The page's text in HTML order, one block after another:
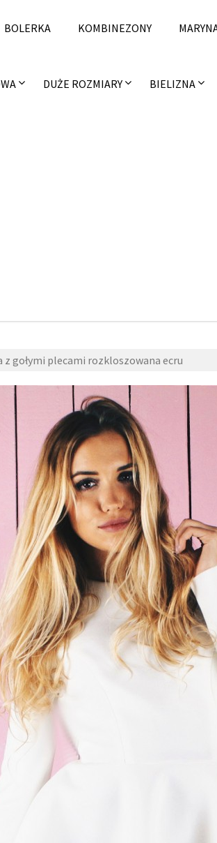
BOLERKA KOMBINEZONY
DUŻE ROZMIARY BIELIZNA
z gołymi plecami rozkloszowana ecru